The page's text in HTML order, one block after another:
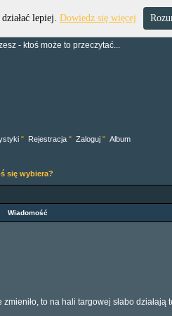
Trek Group
- ktoś może to przeczytać...
" Rejestracja " Zaloguj " Album
się wybiera?
Wiadomość
to na hali targowej słabo działają
lepiej. Dowiedz się więcej